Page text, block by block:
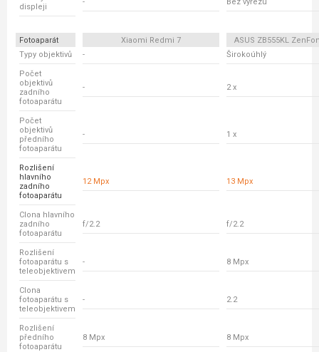
displeji
Fotoaparát Xiaomi Redmi 7
ASUS ZB555KL
Typy objektivů
- Širokoúhlý
Počet
objektivů
zadního
fotoaparátu
- 2 x
Počet
objektivů
předního
fotoaparátu
- 1 x
Rozlišení
hlavního
zadního
fotoaparátu
12 Mpx 13 Mpx
Clona hlavního
zadního
fotoaparátu
f/2.2 f/2.2
Rozlišení
fotoaparátu s
teleobjektivem
- 8 Mpx
Clona
fotoaparátu s
teleobjektivem
- 2.2
Rozlišení
předního
fotoaparátu
8 Mpx 8 Mpx